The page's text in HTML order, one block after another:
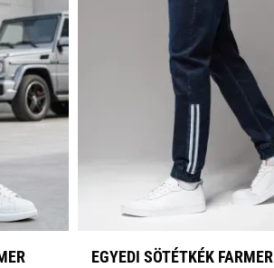
EGYEDI SÖTÉTKÉK FARMER